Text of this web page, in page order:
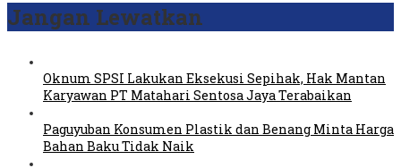
Jangan Lewatkan
Oknum SPSI Lakukan Eksekusi Sepihak, Hak Mantan
Karyawan PT Matahari Sentosa Jaya Terabaikan
Paguyuban Konsumen Plastik dan Benang Minta Harga
Bahan Baku Tidak Naik